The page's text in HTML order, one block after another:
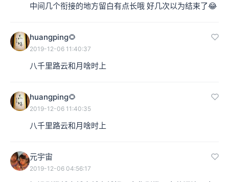
中间几个衔接的地方留白有点长哦 好几次以为结束了😂
huangping🌻
2019-12-06 11:40:37
八千里路云和月啥时上
huangping🌻
2019-12-06 11:40:35
八千里路云和月啥时上
元宇宙
2019-12-06 04:56:17